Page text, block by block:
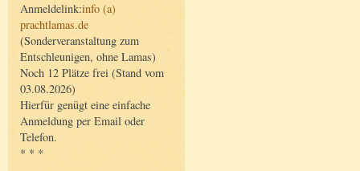
Anmeldelink:info (a)
prachtlamas.de
(Sonderveranstaltung zum
Entschleunigen, ohne Lamas)
Noch 12 Plätze frei (Stand vom
03.08.2026)
Hierfür genügt eine einfache
Anmeldung per Email oder
Telefon.
* * *